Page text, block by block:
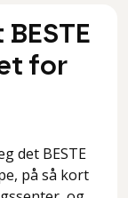
for
det BESTE
på så kort